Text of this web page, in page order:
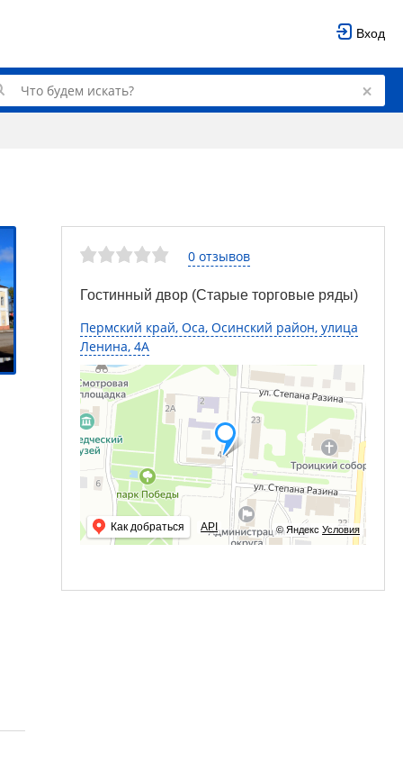
Вход
0 отзывов
Гостинный двор (Старые торговые ряды)
Пермский край, Оса, Осинский район, улица
Ленина, 4А
© Яндекс Условия
Как добраться API